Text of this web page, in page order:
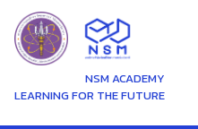
NSM ACADEMY
LEARNING FOR THE FUTURE